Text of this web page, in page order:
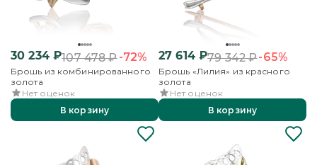
30 234₽107 478₽-72%
Брошь из комбинированного
золота
Нет оценок
В корзину
27 614₽79 342₽-65%
Брошь «Лилия» из красного
золота
Нет оценок
В корзину